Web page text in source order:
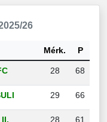
26
Mérk. P
28 68
29 66
28 61